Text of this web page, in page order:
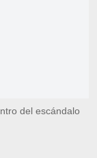
del escándalo